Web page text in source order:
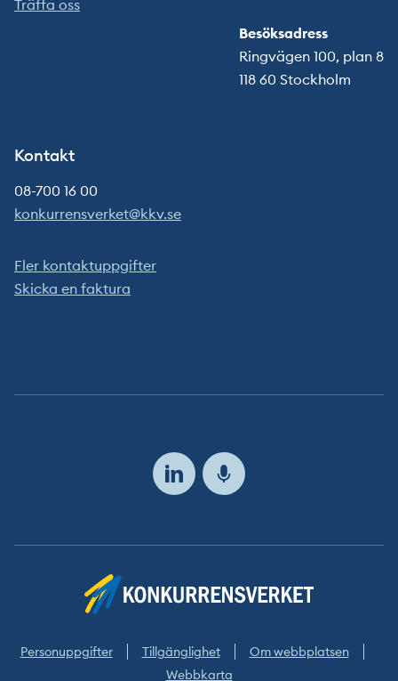
Träffa oss
Besöksadress
Ringvägen 100, plan 8
118 60 Stockholm
Kontakt
08-700 16 00
konkurrensverket@kkv.se
Fler kontaktuppgifter
Skicka en faktura
Följ
oss
Personuppgifter Tillgänglighet
Om webbplatsen
Webbkarta